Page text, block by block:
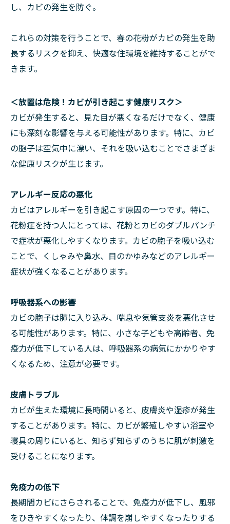
し、カビの発生を防ぐ。
これらの対策を行うことで、春の花粉がカビの発生を助
長するリスクを抑え、快適な住環境を維持することがで
きます。
＜放置は危険！カビが引き起こす健康リスク＞
カビが発生すると、見た目が悪くなるだけでなく、健康
にも深刻な影響を与える可能性があります。特に、カビ
の胞子は空気中に漂い、それを吸い込むことでさまざま
な健康リスクが生じます。
アレルギー反応の悪化
カビはアレルギーを引き起こす原因の一つです。特に、
花粉症を持つ人にとっては、花粉とカビのダブルパンチ
で症状が悪化しやすくなります。カビの胞子を吸い込む
ことで、くしゃみや鼻水、目のかゆみなどのアレルギー
症状が強くなることがあります。
呼吸器系への影響
カビの胞子は肺に入り込み、喘息や気管支炎を悪化させ
る可能性があります。特に、小さな子どもや高齢者、免
疫力が低下している人は、呼吸器系の病気にかかりやす
くなるため、注意が必要です。
皮膚トラブル
カビが生えた環境に長時間いると、皮膚炎や湿疹が発生
することがあります。特に、カビが繁殖しやすい浴室や
寝具の周りにいると、知らず知らずのうちに肌が刺激を
受けることになります。
免疫力の低下
長期間カビにさらされることで、免疫力が低下し、風邪
をひきやすくなったり、体調を崩しやすくなったりする